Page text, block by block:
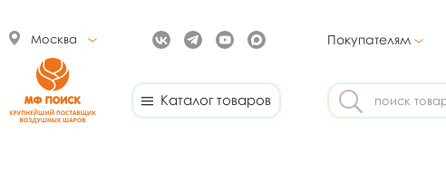
Москва Покупателям
Каталог товаров